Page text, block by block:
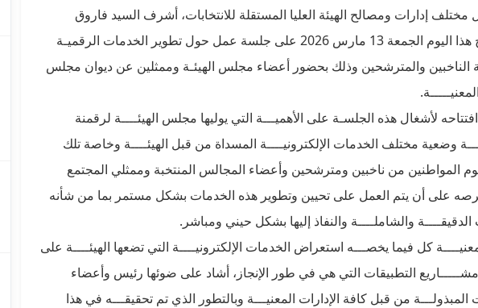
إدارات ومصالح الهيئة العليا المستقلة للانتخابات، أشرف السيد فاروق
بوعسكر رئيس الهيئة صباح هذا اليوم الجمعة 13 مارس 2026 على جلسة عمل حول تطوير الخدمات الرقميـة
الناخبين والمترشحين وذلك بحضور أعضاء مجلس الهيئـة وممثلين عن ديوان مجلس
لأشغال هذه الجلسـة على الأهميـــة التي يوليها مجلس الهيئــــة لرقمنة
وضعية مختلف الخدمات الإلكترونيــــة المسداة من قبل الهيئــــة وخاصة تلك
المواطنين من ناخبين ومترشحين وأعضاء المجالس المنتخبة وممثلي المجتمع
على أن يتم العمل على تحيين وتطوير هذه الخدمات بشكل مستمر بما من شأنه
والشاملــــة والنفاذ إليها بشكل حيني ومباشر.
كل فيما يخصـــه استعراض الخدمات الإلكترونيــــة التي تضعها الهيئــــة على
التطبيقات التي هي في طور الإنجاز، أشاد على ضوئها رئيس وأعضاء
من قبل كافة الإدارات المعنيـــة وبالتطور الذي تم تحقيقـــه في هذا